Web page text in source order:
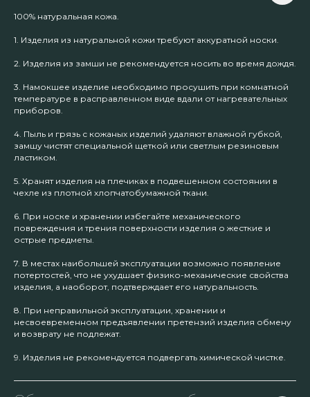
100% натуральная кожа.
1. Изделия из натуральной кожи требуют аккуратной носки.
2. Изделия из замши не рекомендуется носить во время дождя.
3. Намокшее изделие необходимо просушить при комнатной
температуре в расправленном виде вдали от нагревательных
приборов.
4. Пыль и грязь с кожаных изделий удаляют влажной губкой,
замшу чистят специальной щеткой или светлым резиновым
ластиком.
5. Хранят изделия на плечиках в подвешенном состоянии в
чехле из плотной хлопчатобумажной ткани.
6. При носке и хранении избегайте механического
повреждения и трения поверхности изделия о жесткие и
острые предметы.
7. В местах наибольшей эксплуатации возможно появление
потертостей, что не ухудшает физико-механические свойства
изделия, а наоборот, подтверждает его натуральность.
8. При неправильной эксплуатации, хранении и
несвоевременном предъявлении претензий изделия обмену
и возврату не подлежат.
9. Изделия не рекомендуется подвергать химической чистке.